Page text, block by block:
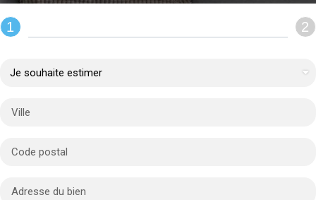
REMPLIR LE FORMULAIRE :
1 2